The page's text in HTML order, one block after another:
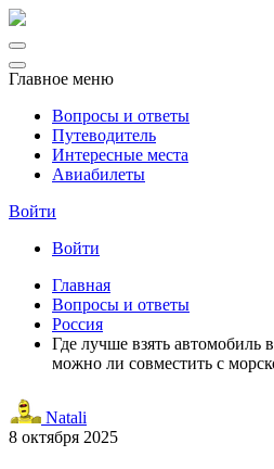
Главное меню
Вопросы и ответы
Путеводитель
Интересные места
Авиабилеты
Войти
Войти
Главная
Вопросы и ответы
Россия
Где лучше взять автомобиль
можно ли совместить с
Natali
8 октября 2025